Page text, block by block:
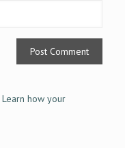
Learn how your